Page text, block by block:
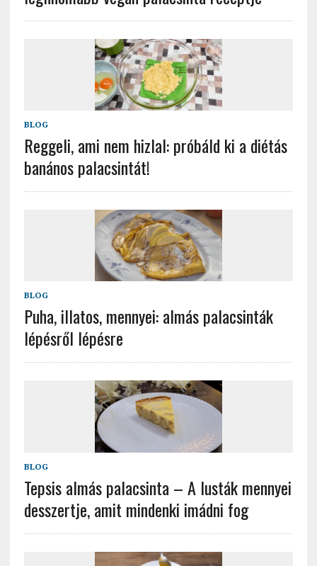
BLOG
Reggeli, ami nem hizlal: próbáld ki a diétás
banános palacsintát!
BLOG
Puha, illatos, mennyei: almás palacsinták
lépésről lépésre
BLOG
Tepsis almás palacsinta – A lusták mennyei
desszertje, amit mindenki imádni fog